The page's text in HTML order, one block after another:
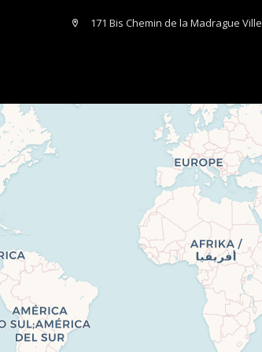
171 Bis Chemin de la Madrague Ville